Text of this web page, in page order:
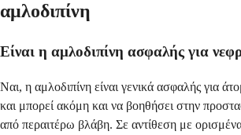
αμλοδιπίνη
Είναι η αμλοδιπίνη ασφαλής για
Ναι, η αμλοδιπίνη είναι γενικά ασφαλής για
και μπορεί ακόμη και να βοηθήσει στην
από περαιτέρω βλάβη. Σε αντίθεση με